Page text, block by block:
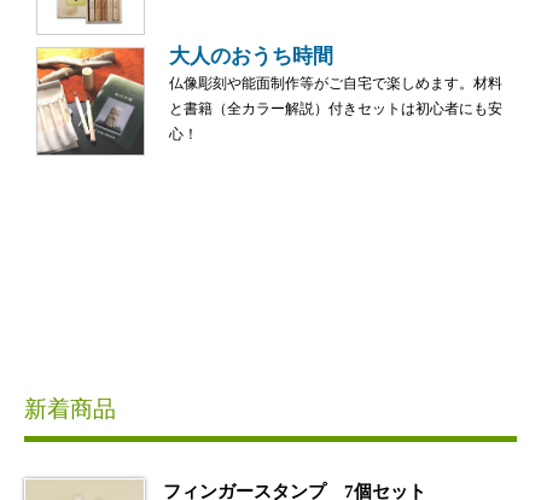
大人のおうち時間
仏像彫刻や能面制作等がご自宅で楽しめます。材料
と書籍（全カラー解説）付きセットは初心者にも安
心！
新着商品
フィンガースタンプ 7個セット